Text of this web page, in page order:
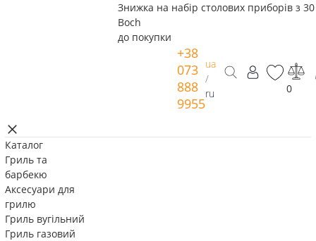
Знижка на набір столових приборів з
Boch
до покупки
+38
073
888
9955
ua
/
ru
0
Каталог
Гриль та
барбекю
Аксесуари для
грилю
Гриль вугільний
Гриль газовий